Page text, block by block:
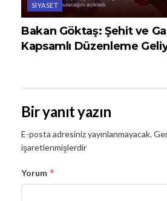
SIYASET
Bakan Göktaş: Şehit ve
Kapsamlı Düzenleme
Bir yanıt yazın
E-posta adresiniz yayınlanmayacak.
işaretlenmişlerdir
Yorum *